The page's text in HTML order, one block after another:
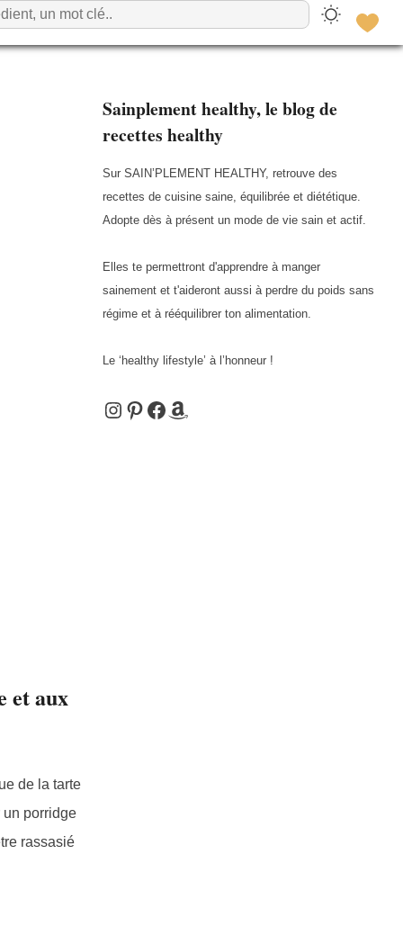
Sainplement healthy, le blog de
recettes healthy
Sur SAIN’PLEMENT HEALTHY, retrouve des
recettes de cuisine saine, équilibrée et diététique.
Adopte dès à présent un mode de vie sain et actif.
Elles te permettront d'apprendre à manger
sainement et t'aideront aussi à perdre du poids sans
régime et à rééquilibrer ton alimentation.
Le ‘healthy lifestyle’ à l’honneur !
Instagram
Pinterest
Facebook
Amazon
et aux
de la tarte
un porridge
rassasié